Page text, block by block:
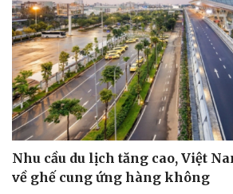
Nhu cầu du lịch tăng cao, Việt
về ghế cung ứng hàng không